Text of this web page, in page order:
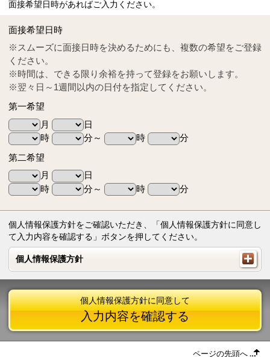
Tel
0570-55-0314
面接希望日時があればご入力ください。
面接希望日時
※スムーズに面接日時を決めるためにも、複数の希望をご登録
ください。
※時間は、できる限り余裕を持って登録をお願いします。
※翌々日～1週間以内の日付を指定してください。
第一希望
月
日
時
分～ 時
分
第二希望
月
日
時
分～ 時 分
個人情報保護方針をご確認いただき、「個人情報保護方針に同意し
て入力内容を確認する」ボタンを押してください。
個人情報保護方針
個人情報保護方針
個人情報保護方針に同意して
入力内容を確認する
ページの先頭へ